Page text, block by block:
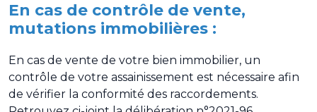
En cas de contrôle de vente,
mutations immobilières :
En cas de vente de votre bien immobilier, un
contrôle de votre assainissement est nécessaire afin
de vérifier la conformité des raccordements.